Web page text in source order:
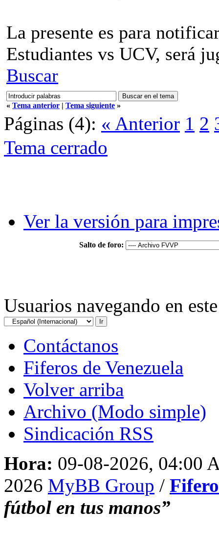
La presente es para
Estudiantes vs UCV, será
Buscar
« Tema anterior | Tema siguiente »
Páginas (4): « Anterior 1 2
Tema cerrado
Ver la versión para
Salto de foro:
Usuarios navegando en
Contáctanos
Fiferos de Venezuela
Volver arriba
Archivo (Modo simple)
Sindicación RSS
Hora: 09-08-2026, 04:00
2026 MyBB Group /
fútbol en tus manos”